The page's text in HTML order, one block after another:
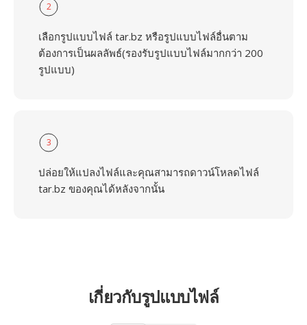
2
เลือกรูปแบบไฟล์ tar.bz หรือรูปแบบไฟล์อื่นตาม
ต้องการเป็นผลลัพธ์(รองรับรูปแบบไฟล์มากกว่า 200
รูปแบบ)
3
ปล่อยให้แปลงไฟล์และคุณสามารถดาวน์โหลดไฟล์
tar.bz ของคุณได้หลังจากนั้น
เกี่ยวกับรูปแบบไฟล์